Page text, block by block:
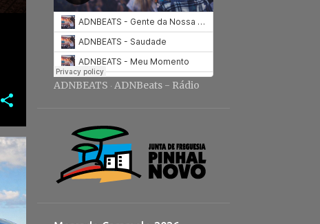
ADNBEATS · ADNBeats - Rádio